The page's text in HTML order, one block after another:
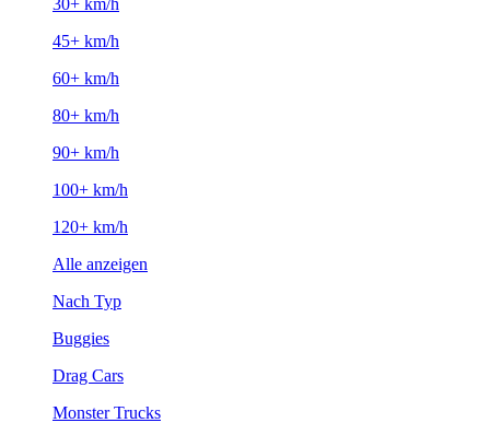
30+ km/h
45+ km/h
60+ km/h
80+ km/h
90+ km/h
100+ km/h
120+ km/h
Alle anzeigen
Nach Typ
Buggies
Drag Cars
Monster Trucks